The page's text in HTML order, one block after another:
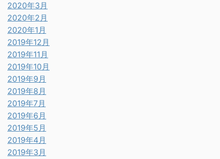
2020年3月
2020年2月
2020年1月
2019年12月
2019年11月
2019年10月
2019年9月
2019年8月
2019年7月
2019年6月
2019年5月
2019年4月
2019年3月